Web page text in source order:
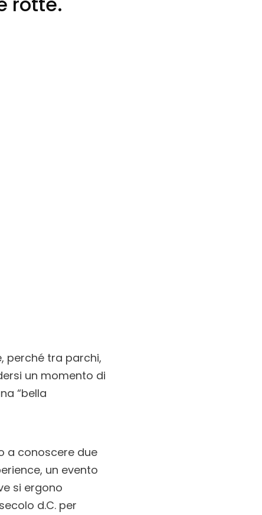
perché tra parchi,
un momento di
“bella
a conoscere due
un evento
si ergono
d.C. per